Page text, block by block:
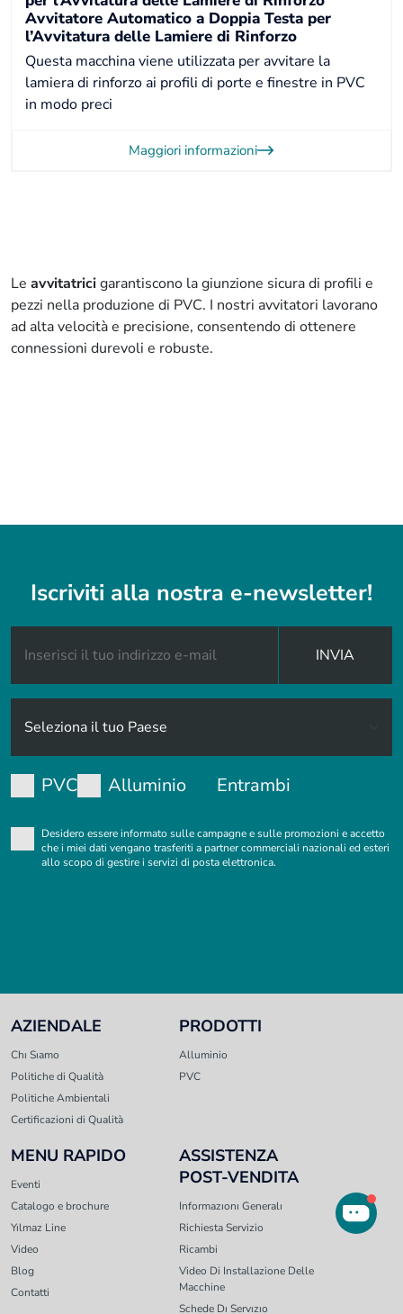
Avvitatore Automatico a Doppia Testa per
l’Avvitatura delle Lamiere di Rinforzo
Questa macchina viene utilizzata per avvitare la
lamiera di rinforzo ai profili di porte e finestre in PVC
in modo preci
Maggiori informazioni
Le avvitatricigarantiscono la giunzione sicura di profili e
pezzi nella produzione di PVC. I nostri avvitatori lavorano
ad alta velocità e precisione, consentendo di ottenere
connessioni durevoli e robuste.
Iscriviti alla nostra e-newsletter!
INVIA
PVC Alluminio Entrambi
Desidero essere informato sulle campagne e sulle promozioni e accetto
che i miei dati vengano trasferiti a partner commerciali nazionali ed esteri
allo scopo di gestire i servizi di posta elettronica.
AZIENDALE
Chı Sıamo
Politiche di Qualità
Politiche Ambientali
Certificazioni di Qualità
PRODOTTI
Alluminio
PVC
MENU RAPIDO
Eventi
Catalogo e brochure
Yılmaz Line
Video
Blog
Contatti
ASSISTENZA
POST-VENDITA
Informazıonı Generalı
Richiesta Servizio
Ricambi
Video Di Installazione Delle
Macchine
Schede Dı Servızıo